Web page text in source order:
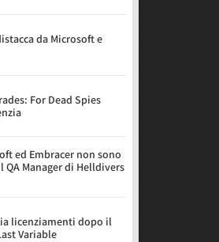
da Microsoft e
For Dead Spies
ed Embracer non sono
QA Manager di Helldivers
licenziamenti dopo il
Variable